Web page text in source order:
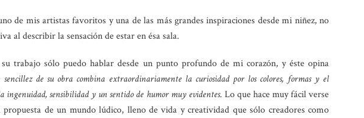
de mis artistas favoritos y una de las más grandes inspiraciones desde mi niñez, no
al describir la sensación de estar en ésa sala.
trabajo sólo puedo hablar desde un punto profundo de mi corazón, y éste opina
de su obra combina extraordinariamente la curiosidad por los colores, formas y el
ingenuidad, sensibilidad y un sentido de humor muy evidentes. Lo que hace muy fácil verse
de un mundo lúdico, lleno de vida y creatividad que sólo creadores como